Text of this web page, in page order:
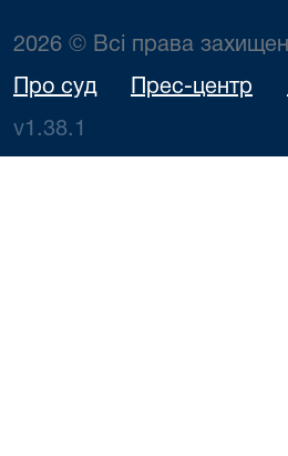
2026 © Всі права
Про суд Прес-центр
v1.38.1